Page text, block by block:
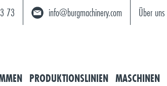
73 info@burgmachinery.com Über uns
PRODUKTIONSLINIEN MASCHINEN